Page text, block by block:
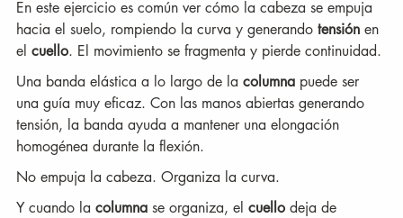
En este ejercicio es común ver cómo la cabeza se empuja
hacia el suelo, rompiendo la curva y generando tensión en
el cuello. El movimiento se fragmenta y pierde continuidad.
Una banda elástica a lo largo de la columna puede ser
una guía muy eficaz. Con las manos abiertas generando
tensión, la banda ayuda a mantener una elongación
homogénea durante la flexión.
No empuja la cabeza. Organiza la curva.
Y cuando la columna se organiza, el cuello deja de